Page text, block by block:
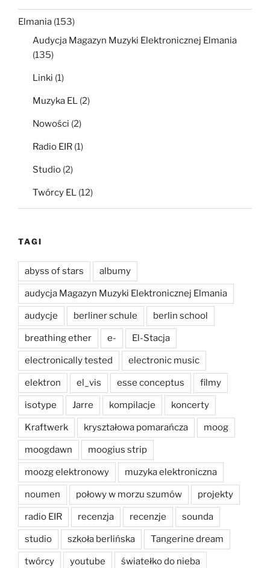
Elmania (153)
Audycja Magazyn Muzyki Elektronicznej Elmania
(135)
Linki (1)
Muzyka EL (2)
Nowości (2)
Radio EIR (1)
Studio (2)
Twórcy EL (12)
TAGI
abyss of stars albumy
audycja Magazyn Muzyki Elektronicznej Elmania
audycje berliner schule berlin school
breathing ether e- El-Stacja
electronically tested electronic music
elektron el_vis esse conceptus filmy
isotype Jarre kompilacje koncerty
Kraftwerk kryształowa pomarańcza moog
moogdawn moogius strip
moozg elektronowy muzyka elektroniczna
noumen połowy w morzu szumów projekty
radio EIR recenzja recenzje sounda
studio szkoła berlińska Tangerine dream
twórcy youtube światełko do nieba